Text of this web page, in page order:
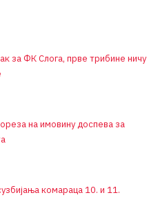
за ФК Слога, прве трибине ничу
на имовину доспева за
комараца 10. и 11.